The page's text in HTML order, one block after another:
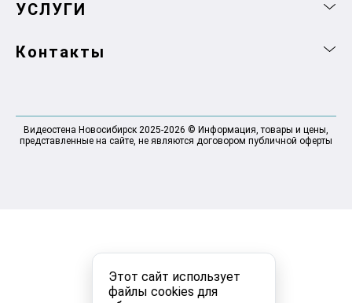
Этот сайт использует
файлы cookies для
УСЛУГИ
Контакты
Видеостена Новосибирск 2025-2026 © Информация, товары и цены,
представленные на сайте, не являются договором публичной оферты